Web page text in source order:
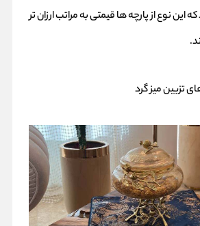
این نوع از پارچه ها قیمتی به مراتب ارزان تر
تزیین میز گرد